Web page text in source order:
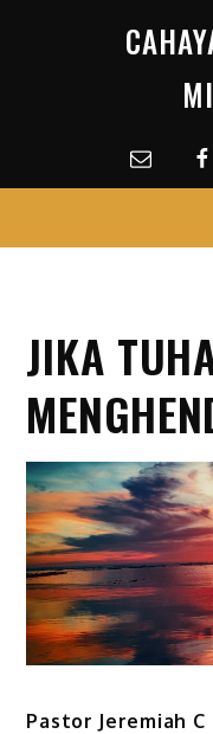
Email
JIKA
Pastor Jeremiah C